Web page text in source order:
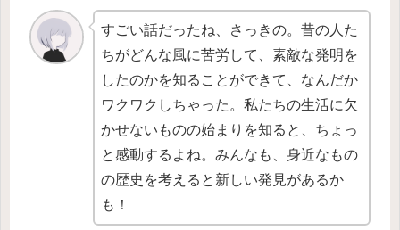
すごい話だったね、さっきの。昔の人た
ちがどんな風に苦労して、素敵な発明を
したのかを知ることができて、なんだか
ワクワクしちゃった。私たちの生活に欠
かせないものの始まりを知ると、ちょっ
と感動するよね。みんなも、身近なもの
の歴史を考えると新しい発見があるか
も！